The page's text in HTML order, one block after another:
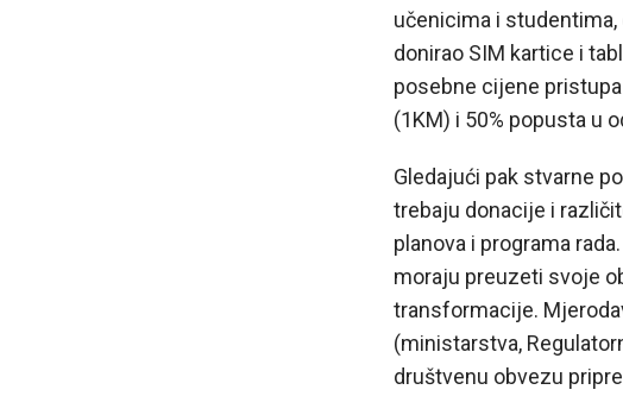
učenicima i
donirao SIM kartice i
posebne cijene
(1KM) i 50% popusta u
Gledajući pak stvarne
trebaju donacije i
planova i programa
moraju preuzeti svoje
transformacije.
(ministarstva,
društvenu obvezu